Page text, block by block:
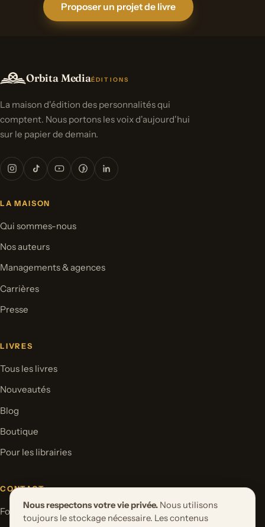
Proposer un projet de livre
Orbita MediaÉDITIONS
La maison d'édition des personnalités qui
comptent. Nous portons les voix d'aujourd'hui
sur le papier de demain.
LA MAISON
Qui sommes-nous
Nos auteurs
Managements & agences
Carrières
Presse
LIVRES
Tous les livres
Nouveautés
Blog
Boutique
Pour les librairies
CONTACT
Formulaire de contact
Nous respectons votre vie privée. Nous utilisons
toujours le stockage nécessaire. Les contenus